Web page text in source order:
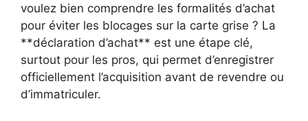
voulez bien comprendre les formalités d’achat
pour éviter les blocages sur la carte grise ? La
**déclaration d’achat** est une étape clé,
surtout pour les pros, qui permet d’enregistrer
officiellement l’acquisition avant de revendre ou
d’immatriculer.